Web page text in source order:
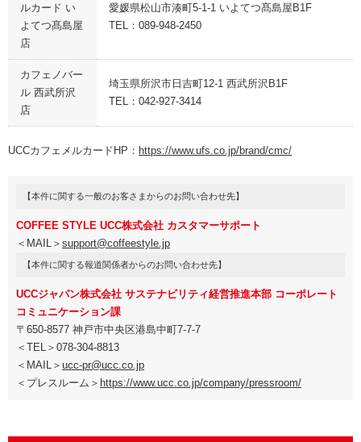
ルカード い
よてつ髙島屋
店
愛媛県松山市湊町5-1-1 いよてつ髙島屋B1F
TEL：089-948-2450
カフェノバー
ル 西武所沢
店
埼玉県所沢市日吉町12-1 西武所沢B1F
TEL：042-927-3414
UCCカフェメルカードHP： https://www.ufs.co.jp/brand/cmc/
【本件に関する一般のお客さまからのお問い合わせ先】
COFFEE STYLE UCC株式会社 カスタマーサポート
＜MAIL＞ support@coffeestyle.jp
【本件に関する報道関係者からのお問い合わせ先】
UCCジャパン株式会社 サステナビリティ経営推進本部 コーポレート
コミュニケーション課
〒650-8577 神戸市中央区港島中町7-7-7
＜TEL＞078-304-8813
＜MAIL＞ ucc-pr@ucc.co.jp
＜プレスルーム＞ https://www.ucc.co.jp/company/pressroom/